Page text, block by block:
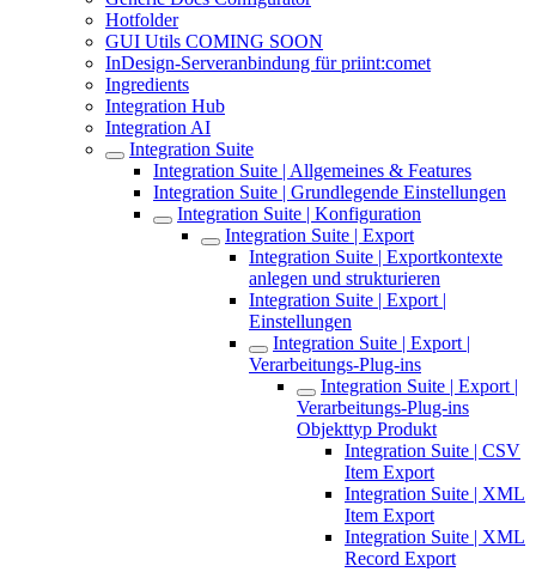
Hotfolder
GUI Utils COMING SOON
InDesign-Serveranbindung für priint:comet
Ingredients
Integration Hub
Integration AI
Integration Suite
Integration Suite | Allgemeines & Features
Integration Suite | Grundlegende Einstellungen
Integration Suite | Konfiguration
Integration Suite | Export
Integration Suite | Exportkontexte
anlegen und strukturieren
Integration Suite | Export |
Einstellungen
Integration Suite | Export |
Verarbeitungs-Plug-ins
Integration Suite | Export |
Verarbeitungs-Plug-ins
Objekttyp Produkt
Integration Suite | CSV
Item Export
Integration Suite | XML
Item Export
Integration Suite | XML
Record Export